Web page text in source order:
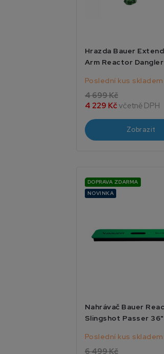
Hrazda Bauer
Arm Reactor Dangler
Poslední kus skladem
4 699 Kč
4 229 Kčvčetně DPH
Zobrazit
DOPRAVA ZDARMA
NOVINKA
Nahrávač Bauer
Slingshot Passer 36"
Poslední kus skladem
6 499 Kč